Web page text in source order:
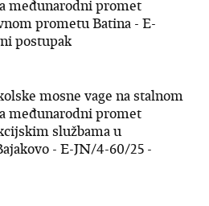
međunarodni promet
prometu Batina - E-
postupak
mosne vage na stalnom
međunarodni promet
službama u
- E-JN/4-60/25 -